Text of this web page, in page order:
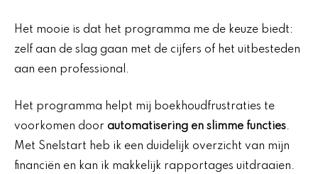
Het mooie is dat het programma me de keuze biedt:
zelf aan de slag gaan met de cijfers of het uitbesteden
aan een professional.
Het programma helpt mij boekhoudfrustraties te
voorkomen door automatisering en slimme functies.
Met Snelstart heb ik een duidelijk overzicht van mijn
financiën en kan ik makkelijk rapportages uitdraaien.